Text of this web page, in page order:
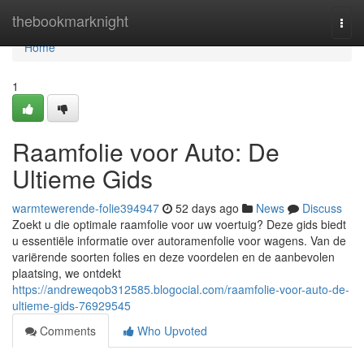
thebookmarknight
Home
Home
1
Raamfolie voor Auto: De
Ultieme Gids
warmtewerende-folie394947 52 days ago News
Discuss
Zoekt u die optimale raamfolie voor uw voertuig? Deze gids biedt
u essentiële informatie over autoramenfolie voor wagens. Van de
variërende soorten folies en deze voordelen en de aanbevolen
plaatsing, we ontdekt
https://andreweqob312585.blogocial.com/raamfolie-voor-auto-de-
ultieme-gids-76929545
Comments
Who Upvoted